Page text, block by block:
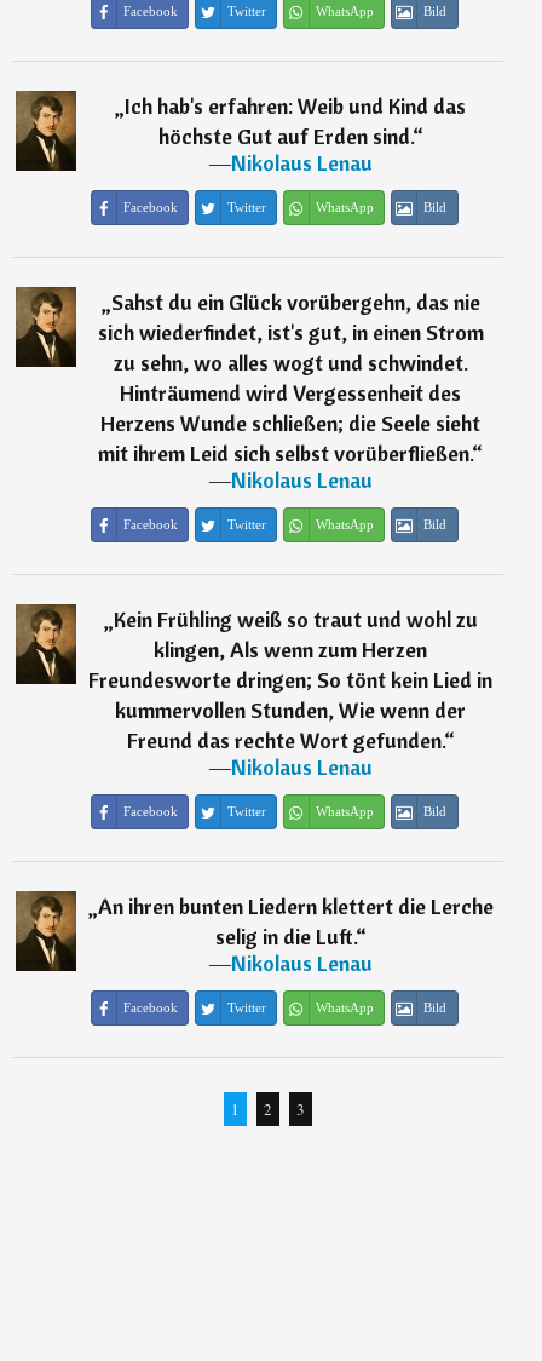
Facebook Twitter WhatsApp Bild
„Ich hab's erfahren: Weib und Kind das
höchste Gut auf Erden sind.“
―Nikolaus Lenau
Facebook Twitter WhatsApp Bild
„Sahst du ein Glück vorübergehn, das nie
sich wiederfindet, ist's gut, in einen Strom
zu sehn, wo alles wogt und schwindet.
Hinträumend wird Vergessenheit des
Herzens Wunde schließen; die Seele sieht
mit ihrem Leid sich selbst vorüberfließen.“
―Nikolaus Lenau
Facebook Twitter WhatsApp Bild
„Kein Frühling weiß so traut und wohl zu
klingen, Als wenn zum Herzen
Freundesworte dringen; So tönt kein Lied in
kummervollen Stunden, Wie wenn der
Freund das rechte Wort gefunden.“
―Nikolaus Lenau
Facebook Twitter WhatsApp Bild
„An ihren bunten Liedern klettert die Lerche
selig in die Luft.“
―Nikolaus Lenau
Facebook Twitter WhatsApp Bild
1 2 3